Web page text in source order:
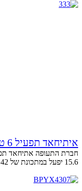
איתיחאד תפעיל 6 טיסות יומיות
חברת התעופה אתיחאד
15.6 יפעל במתכונת של 42 טיסות שבועיות. כך מודיע...